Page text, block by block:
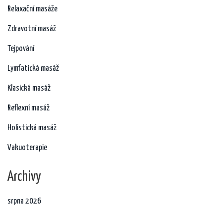
Relaxační masáže
Zdravotní masáž
Tejpování
Lymfatická masáž
Klasická masáž
Reflexní masáž
Holistická masáž
Vakuoterapie
Archivy
srpna 2026